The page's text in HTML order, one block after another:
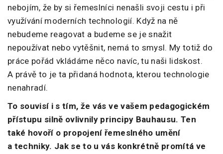
nebojím, že by si řemeslníci nenašli svoji cestu i při
využívání moderních technologií. Když na ně
nebudeme reagovat a budeme se je snažit
nepoužívat nebo vytěšnit, nemá to smysl. My totiž do
práce pořád vkládáme něco navíc, tu naši lidskost.
A právě to je ta přidaná hodnota, kterou technologie
nenahradí.
To souvisí i s tím, že vás ve vašem pedagogickém
přístupu silně ovlivnily principy Bauhausu. Ten
také hovoří o propojení řemeslného umění
a techniky. Jak se to u vás konkrétně promítá ve